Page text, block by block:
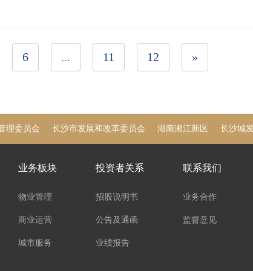
6 ... 11 12 »
理委员会 长沙市发展和改革委员会 湖南湘江新区 长沙城
业务板块
物业管理
商业运营
城市服务
投资者关系
招股说明书
公告及通函
业绩报告
联系我们
业务合作
监督意见